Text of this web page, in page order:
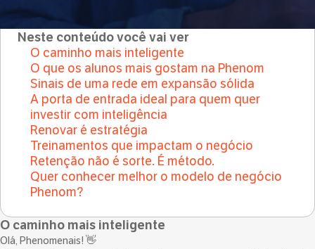
Neste conteúdo você vai ver
O caminho mais inteligente
O que os alunos mais gostam na Phenom
Sinais de uma rede em expansão sólida
A porta de entrada ideal para quem quer
investir com inteligência
Renovar é estratégia
Treinamentos que impactam o negócio
Retenção não é sorte. É método.
Quer conhecer melhor o modelo de negócio
Phenom?
O caminho mais inteligente
Olá, Phenomenais! 👋